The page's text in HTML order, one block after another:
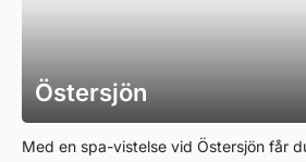
Östersjön
Med en spa-vistelse vid Östersjön får